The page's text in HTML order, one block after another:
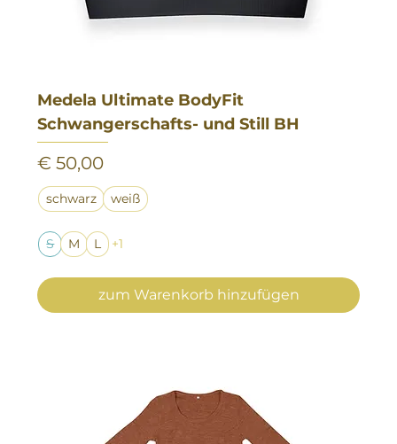
Medela Ultimate BodyFit
Schwangerschafts- und Still BH
Preis
€ 50,00
schwarz weiß
S M L +1
zum Warenkorb hinzufügen